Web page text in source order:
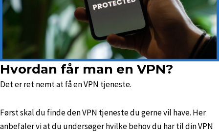
Hvordan får man en VPN?
Det er ret nemt at få en VPN tjeneste.
Først skal du finde den VPN tjeneste du gerne vil have. Her
anbefaler vi at du undersøger hvilke behov du har til din VPN